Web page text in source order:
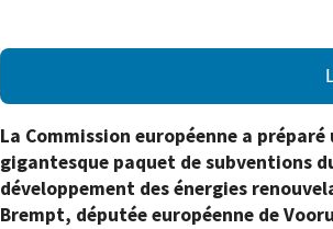
La Commission européenne a
gigantesque paquet de subventions
développement des énergies
Brempt, députée européenne de